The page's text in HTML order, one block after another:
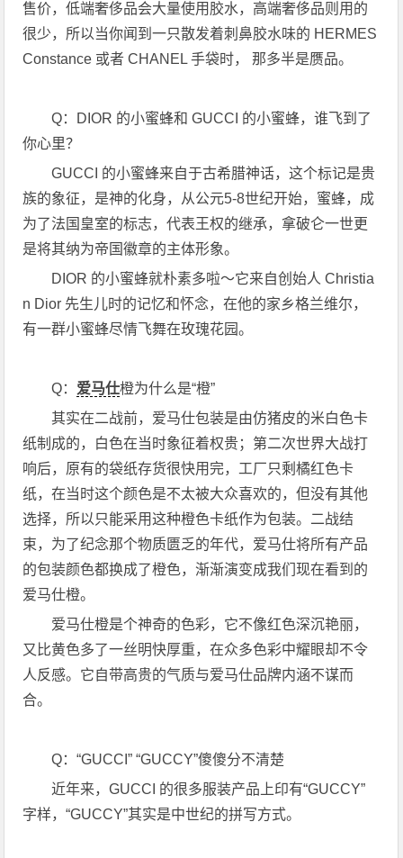
售价，低端奢侈品会大量使用胶水，高端奢侈品则用的
很少，所以当你闻到一只散发着刺鼻胶水味的 HERMES
Constance 或者 CHANEL 手袋时， 那多半是赝品。
Q：DIOR 的小蜜蜂和 GUCCI 的小蜜蜂，谁飞到了
你心里？
GUCCI 的小蜜蜂来自于古希腊神话，这个标记是贵
族的象征，是神的化身，从公元5-8世纪开始，蜜蜂，成
为了法国皇室的标志，代表王权的继承，拿破仑一世更
是将其纳为帝国徽章的主体形象。
DIOR 的小蜜蜂就朴素多啦～它来自创始人 Christia
n Dior 先生儿时的记忆和怀念，在他的家乡格兰维尔，
有一群小蜜蜂尽情飞舞在玫瑰花园。
Q： 爱马仕橙为什么是“橙”
其实在二战前，爱马仕包装是由仿猪皮的米白色卡
纸制成的，白色在当时象征着权贵；第二次世界大战打
响后，原有的袋纸存货很快用完，工厂只剩橘红色卡
纸，在当时这个颜色是不太被大众喜欢的，但没有其他
选择，所以只能采用这种橙色卡纸作为包装。二战结
束，为了纪念那个物质匮乏的年代，爱马仕将所有产品
的包装颜色都换成了橙色，渐渐演变成我们现在看到的
爱马仕橙。
爱马仕橙是个神奇的色彩，它不像红色深沉艳丽，
又比黄色多了一丝明快厚重，在众多色彩中耀眼却不令
人反感。它自带高贵的气质与爱马仕品牌内涵不谋而
合。
Q：“GUCCI” “GUCCY”傻傻分不清楚
近年来，GUCCI 的很多服装产品上印有“GUCCY”
字样，“GUCCY”其实是中世纪的拼写方式。